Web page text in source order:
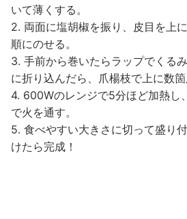
いて薄くする。
2. 両面に塩胡椒を振り、皮目を上
順にのせる。
3. 手前から巻いたらラップでくる
に折り込んだら、爪楊枝で上に数箇
4. 600Wのレンジで5分ほど加熱し
で火を通す。
5. 食べやすい大きさに切って盛り
けたら完成！